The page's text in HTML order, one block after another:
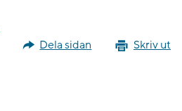
Skriv ut
Dela sidan